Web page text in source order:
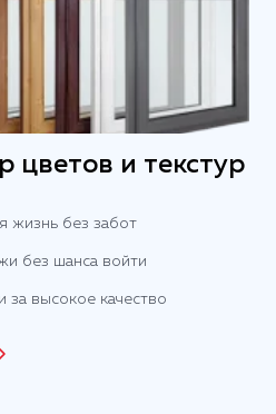
цветов и текстур
жизнь без забот
без шанса войти
за высокое качество